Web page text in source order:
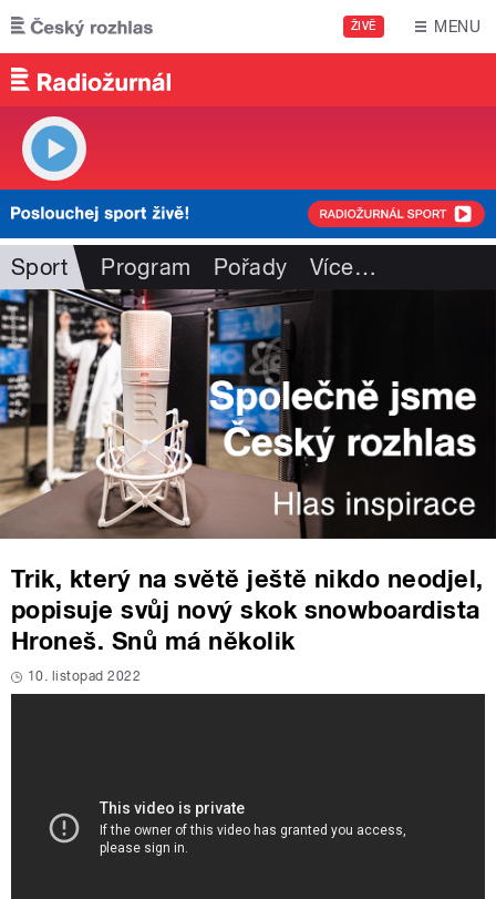
Přejít k hlavnímu obsahu
ŽIVĚ MENU
Sport Program Pořady Více…
Trik, který na světě ještě nikdo neodjel,
popisuje svůj nový skok snowboardista
Hroneš. Snů má několik
10. listopad 2022